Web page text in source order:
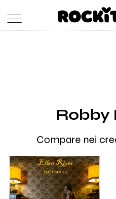
RADIORobby
Compare nei